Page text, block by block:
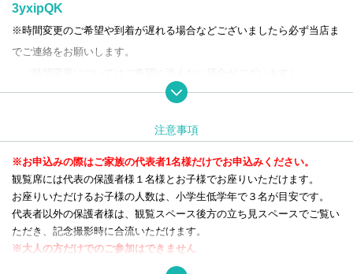
3yxipQK
※時間変更のご希望や到着が遅れる場合などございましたら必ず当店ま
でご連絡をお願いします。
注意事項
※お申込みの際はご家族の代表者1名様だけでお申込みください。
観覧席には代表の保護者様１名様とお子様でお座りいただけます。
お座りいただけるお子様の人数は、小学生低学年で３名が目安です。
代表者以外の保護者様は、観覧スペース後方の立ち見スペースでご覧い
ただき、記念撮影時に合流いただけます。
※大人の方だけでのご参加はできません